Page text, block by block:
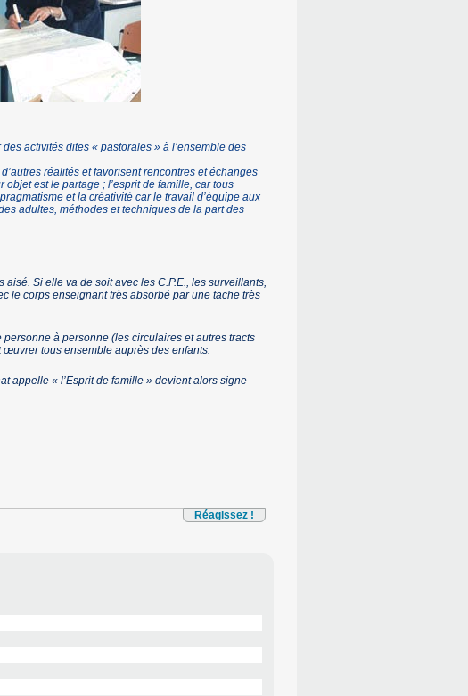
activités dites « pastorales » à l’ensemble des
réalités et favorisent rencontres et échanges
est le partage ; l’esprit de famille, car tous
et la créativité car le travail d’équipe aux
adultes, méthodes et techniques de la part des
Si elle va de soit avec les C.P.E., les surveillants,
le corps enseignant très absorbé par une tache très
à personne (les circulaires et autres tracts
tous ensemble auprès des enfants.
appelle « l’Esprit de famille » devient alors signe
Réagissez !